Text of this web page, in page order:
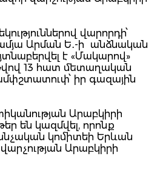
վարորդի՝
Արման Ե․-ի անձնական
է «Մակարով»
13 հատ մետաղական
իր գազային
Արաբկիրի
են կազմվել, որոնք
կոմիտեի Երևան
Արաբկիրի